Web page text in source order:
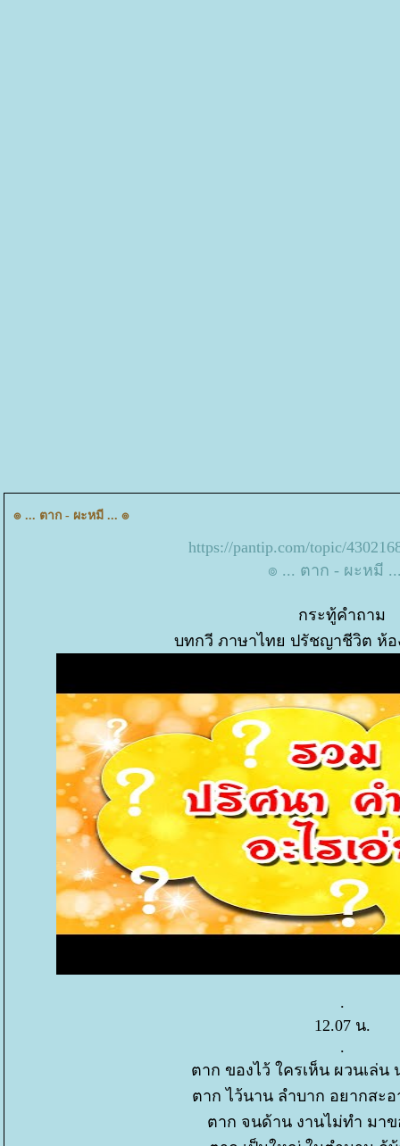
๏ ... ตาก - ผะหมี ... ๏
https://pantip.com/topic/
๏ ... ตาก - ผะหมี
กระทู้คำถาม
บทกวี ภาษาไทย ปรัชญาชีวิต ห้
.
12.07 น.
.
ตาก ของไว้ ใครเห็น ผวนเล่น
ตาก ไว้นาน ลำบาก อยากสะอ
ตาก จนด้าน งานไม่ทำ มาข